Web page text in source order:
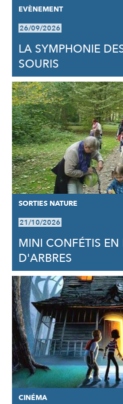
EVÈNEMENT
26/09/2026
LA SYMPHONIE
SOURIS
SORTIES NATURE
21/10/2026
MINI CONFÉTIS EN
D'ARBRES
CINÉMA